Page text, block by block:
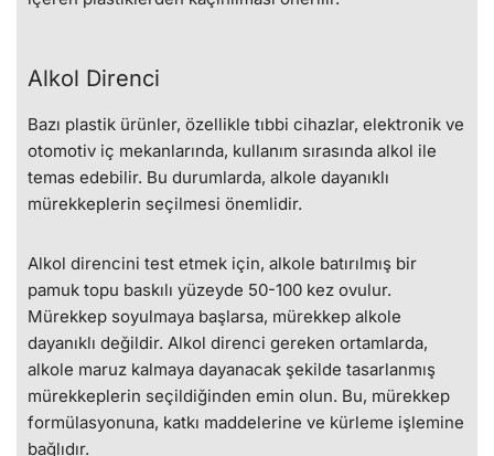
Alkol Direnci
Bazı plastik ürünler, özellikle tıbbi cihazlar, elektronik ve
otomotiv iç mekanlarında, kullanım sırasında alkol ile
temas edebilir. Bu durumlarda, alkole dayanıklı
mürekkeplerin seçilmesi önemlidir.
Alkol direncini test etmek için, alkole batırılmış bir
pamuk topu baskılı yüzeyde 50-100 kez ovulur.
Mürekkep soyulmaya başlarsa, mürekkep alkole
dayanıklı değildir. Alkol direnci gereken ortamlarda,
alkole maruz kalmaya dayanacak şekilde tasarlanmış
mürekkeplerin seçildiğinden emin olun. Bu, mürekkep
formülasyonuna, katkı maddelerine ve kürleme işlemine
bağlıdır.